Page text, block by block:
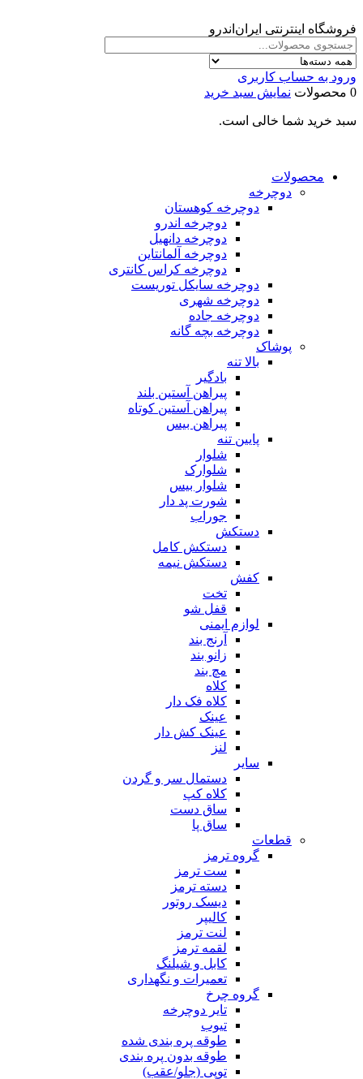
فروشگاه اینترنتی ایران‌اندرو
ورود به حساب کاربری
0 محصولات
نمایش سبد خرید
سبد خرید شما خالی است.
محصولات
دوچرخه
دوچرخه کوهستان
دوچرخه اندرو
دوچرخه دانهیل
دوچرخه آلمانتاین
دوچرخه کراس کانتری
دوچرخه سایکل توریست
دوچرخه شهری
دوچرخه جاده
دوچرخه بچه گانه
پوشاک
بالا تنه
بادگیر
پیراهن آستین بلند
پیراهن آستین کوتاه
پیراهن بیس
پایین تنه
شلوار
شلوارک
شلوار بیس
شورت پد دار
جوراب
دستکش
دستکش کامل
دستکش نیمه
کفش
تخت
قفل شو
لوازم ایمنی
آرنج بند
زانو بند
مچ بند
کلاه
کلاه فک دار
عینک
عینک کش دار
لنز
سایر
دستمال سر و گردن
کلاه کپ
ساق دست
ساق پا
قطعات
گروه ترمز
ست ترمز
دسته ترمز
دیسک روتور
کالیپر
لنت ترمز
لقمه ترمز
کابل و شیلنگ
تعمیرات و نگهداری
گروه چرخ
تایر دوچرخه
تیوب
طوقه پره بندی شده
طوقه بدون پره بندی
توپی (جلو/عقب)